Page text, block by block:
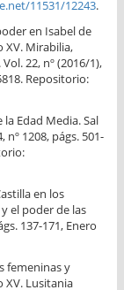
11531/12243.
en Isabel de
XV. Mirabilia,
22, nº (2016/1),
Repositorio:
Edad Media. Sal
nº 1208, págs. 501-
en los
el poder de las
137-171, Enero
femeninas y
XV. Lusitania